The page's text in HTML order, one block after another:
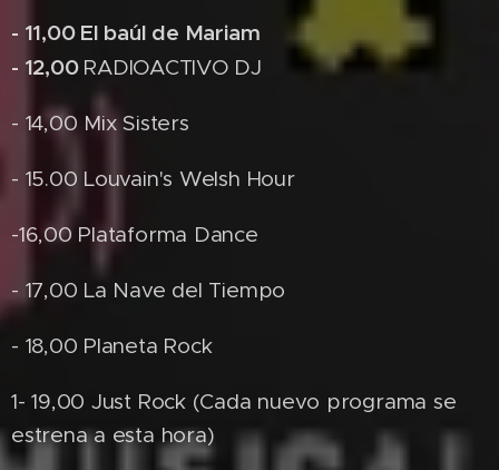
- 11,00 El baúl de Mariam
- 12,00 RADIOACTIVO DJ
- 14,00 Mix Sisters
- 15.00 Louvain's Welsh Hour
-16,00 Plataforma Dance
- 17,00 La Nave del Tiempo
- 18,00 Planeta Rock
1- 19,00 Just Rock (Cada nuevo programa se
estrena a esta hora)